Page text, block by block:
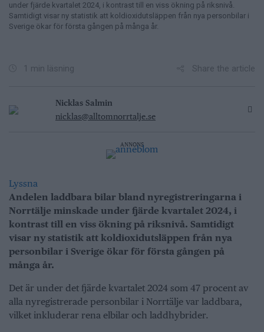
under fjärde kvartalet 2024, i kontrast till en viss ökning på riksnivå.
Samtidigt visar ny statistik att koldioxidutsläppen från nya personbilar i
Sverige ökar för första gången på många år.
1 min läsning Share the article
Nicklas Salmin
nicklas@alltomnorrtalje.se
ANNONS
Lyssna
Andelen laddbara bilar bland nyregistreringarna i
Norrtälje minskade under fjärde kvartalet 2024, i
kontrast till en viss ökning på riksnivå. Samtidigt
visar ny statistik att koldioxidutsläppen från nya
personbilar i Sverige ökar för första gången på
många år.
Det är under det fjärde kvartalet 2024 som 47 procent av
alla nyregistrerade personbilar i Norrtälje var laddbara,
vilket inkluderar rena elbilar och laddhybrider.